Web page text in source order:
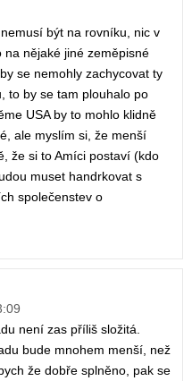
být na rovníku, nic v
nějaké jiné zeměpisné
se nemohly zachycovat ty
to by se tam plouhalo po
USA by to mohlo klidně
ale myslím si, že menší
že si to Amíci postaví (kdo
muset handrkovat s
společenstev o
není zas příliš složitá.
bude mnohem menší, než
že dobře splněno, pak se